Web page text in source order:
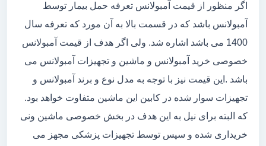
اگر منظور از قیمت آمبولانس تعرفه حمل بیمار توسط
آمبولانس باشد که در قسمت بالا به آن مورد که تعرفه سال
1400 می باشد اشاره شد. ولی اگر هدف از قیمت آمبولانس
خصوصی خرید آمبولانس و ماشین و تجهیزات آمبولانس می
باشد .این قیمت نیز با توجه به مدل نوع و برند آمبولانس و
تجهیزات سوار شده در کابین این ماشین متفاوت خواهد بود.
که البته برای نیل به این هدف در بخش خصوصی ماشین ونی
خریداری شده و سپس توسط تجهیزات پزشکی مجهز می